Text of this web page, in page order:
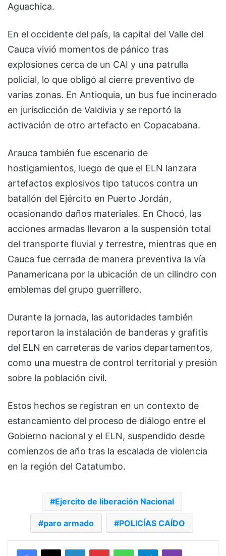
Aguachica.
En el occidente del país, la capital del Valle del
Cauca vivió momentos de pánico tras
explosiones cerca de un CAI y una patrulla
policial, lo que obligó al cierre preventivo de
varias zonas. En Antioquia, un bus fue incinerado
en jurisdicción de Valdivia y se reportó la
activación de otro artefacto en Copacabana.
Arauca también fue escenario de
hostigamientos, luego de que el ELN lanzara
artefactos explosivos tipo tatucos contra un
batallón del Ejército en Puerto Jordán,
ocasionando daños materiales. En Chocó, las
acciones armadas llevaron a la suspensión total
del transporte fluvial y terrestre, mientras que en
Cauca fue cerrada de manera preventiva la vía
Panamericana por la ubicación de un cilindro con
emblemas del grupo guerrillero.
Durante la jornada, las autoridades también
reportaron la instalación de banderas y grafitis
del ELN en carreteras de varios departamentos,
como una muestra de control territorial y presión
sobre la población civil.
Estos hechos se registran en un contexto de
estancamiento del proceso de diálogo entre el
Gobierno nacional y el ELN, suspendido desde
comienzos de año tras la escalada de violencia
en la región del Catatumbo.
Ejercito de liberación Nacional
paro armado POLICÍAS CAÍDO
Facebook
X LinkedInPinterestWhatsAppTelegramViber